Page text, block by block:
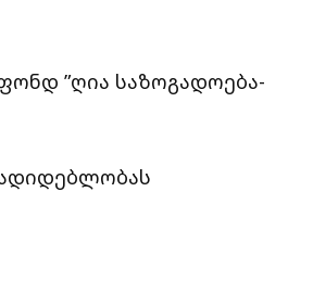
”ღია საზოგადოება-